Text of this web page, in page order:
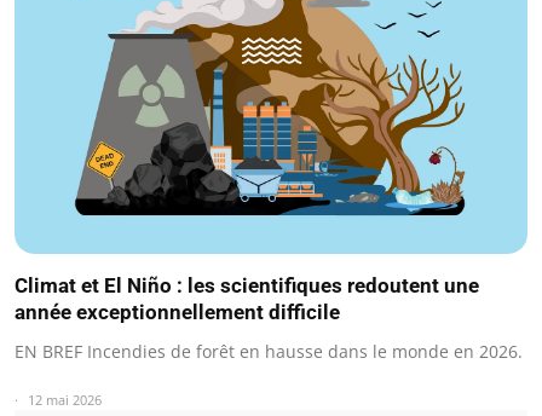
Climat et El Niño : les scientifiques redoutent une
année exceptionnellement difficile
EN BREF Incendies de forêt en hausse dans le monde en 2026.
12 mai 2026